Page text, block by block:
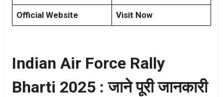
Official Website Visit Now
Indian Air Force Rally
Bharti 2025 : जाने पूरी जानकारी